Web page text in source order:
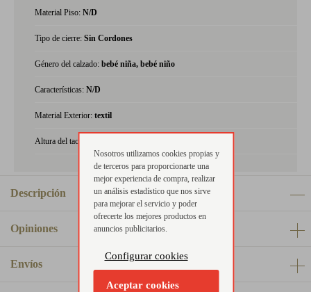
Material Piso: N/D
Tipo de cierre: Sin Cordones
Género del calzado: bebé niña, bebé niño
Características: N/D
Material Exterior: textil
Altura del tacón:
Descripción
Opiniones
Envíos
Nosotros utilizamos cookies propias y
de terceros para proporcionarte una
mejor experiencia de compra, realizar
un análisis estadístico que nos sirve
para mejorar el servicio y poder
ofrecerte los mejores productos en
anuncios publicitarios.
Configurar cookies
Aceptar cookies